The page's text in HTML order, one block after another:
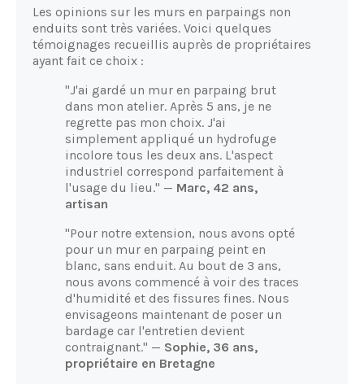
Les opinions sur les murs en parpaings non
enduits sont très variées. Voici quelques
témoignages recueillis auprès de propriétaires
ayant fait ce choix :
"J'ai gardé un mur en parpaing brut
dans mon atelier. Après 5 ans, je ne
regrette pas mon choix. J'ai
simplement appliqué un hydrofuge
incolore tous les deux ans. L'aspect
industriel correspond parfaitement à
l'usage du lieu." — Marc, 42 ans,
artisan
"Pour notre extension, nous avons opté
pour un mur en parpaing peint en
blanc, sans enduit. Au bout de 3 ans,
nous avons commencé à voir des traces
d'humidité et des fissures fines. Nous
envisageons maintenant de poser un
bardage car l'entretien devient
contraignant." — Sophie, 36 ans,
propriétaire en Bretagne